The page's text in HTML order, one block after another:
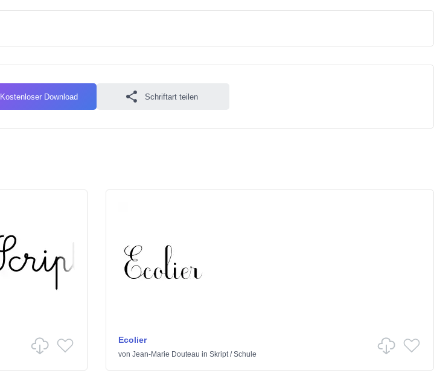
Kostenloser Download Schriftart teilen
Ecolier
von Jean-Marie Douteau in Skript/Schule